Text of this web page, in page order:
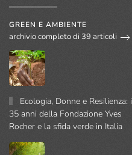
GREEN E AMBIENTE
archivio completo di 39 articoli
Ecologia, Donne e Resilienza: i
35 anni della Fondazione Yves
Rocher e la sfida verde in Italia